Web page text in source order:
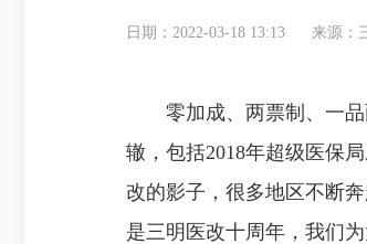
日期：2022-03-18 13:13 来源：
零加成、两票制、一
辙，包括2018年超级医保
改的影子，很多地区不断
是三明医改十周年，我们